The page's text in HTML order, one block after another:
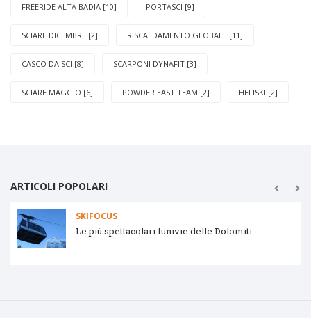
FREERIDE ALTA BADIA [10] PORTASCI [9]
SCIARE DICEMBRE [2] RISCALDAMENTO GLOBALE [11]
CASCO DA SCI [8] SCARPONI DYNAFIT [3]
SCIARE MAGGIO [6] POWDER EAST TEAM [2] HELISKI [2]
ARTICOLI POPOLARI
SKIFOCUS
Le più spettacolari funivie delle Dolomiti